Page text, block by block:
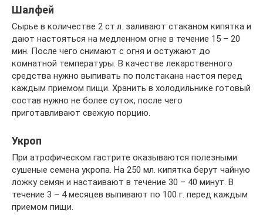
Шалфей
Сырье в количестве 2 ст.л. заливают стаканом кипятка и
дают настояться на медленном огне в течение 15 – 20
мин. После чего снимают с огня и остужают до
комнатной температуры. В качестве лекарственного
средства нужно выпивать по полстакана настоя перед
каждым приемом пищи. Хранить в холодильнике готовый
состав нужно не более суток, после чего
приготавливают свежую порцию.
Укроп
При атрофическом гастрите оказываются полезными
сушеные семена укропа. На 250 мл. кипятка берут чайную
ложку семян и настаивают в течение 30 – 40 минут. В
течение 3 – 4 месяцев выпивают по 100 г. перед каждым
приемом пищи.